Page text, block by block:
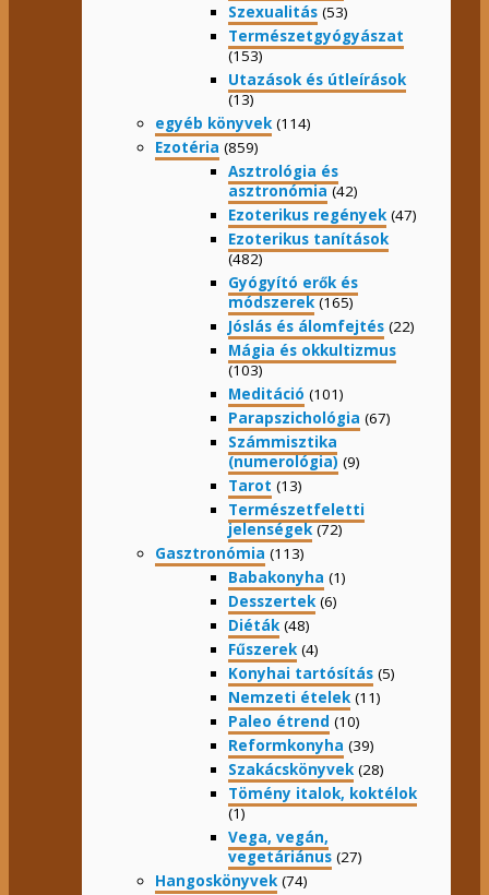
Szexualitás (53)
Természetgyógyászat
(153)
Utazások és útleírások
(13)
egyéb könyvek (114)
Ezotéria (859)
Asztrológia és
asztronómia (42)
Ezoterikus regények (47)
Ezoterikus tanítások
(482)
Gyógyító erők és
módszerek (165)
Jóslás és álomfejtés (22)
Mágia és okkultizmus
(103)
Meditáció (101)
Parapszichológia (67)
Számmisztika
(numerológia) (9)
Tarot (13)
Természetfeletti
jelenségek (72)
Gasztronómia (113)
Babakonyha (1)
Desszertek (6)
Diéták (48)
Fűszerek (4)
Konyhai tartósítás (5)
Nemzeti ételek (11)
Paleo étrend (10)
Reformkonyha (39)
Szakácskönyvek (28)
Tömény italok, koktélok
(1)
Vega, vegán,
vegetáriánus (27)
Hangoskönyvek (74)